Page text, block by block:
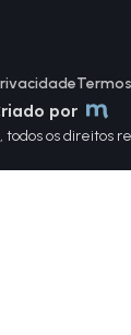
os direitos
por